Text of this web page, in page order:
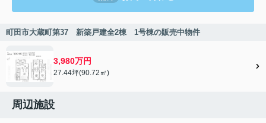
町田市大蔵町第37 新築戸建全2棟 1号棟の販売中物件
3,980万円
27.44坪(90.72㎡)
周辺施設